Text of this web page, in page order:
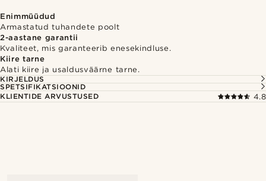
Enimmüüdud
Armastatud tuhandete poolt
2-aastane garantii
Kvaliteet, mis garanteerib enesekindluse.
Kiire tarne
Alati kiire ja usaldusväärne tarne.
KIRJELDUS
SPETSIFIKATSIOONID
KLIENTIDE ARVUSTUSED
4.8